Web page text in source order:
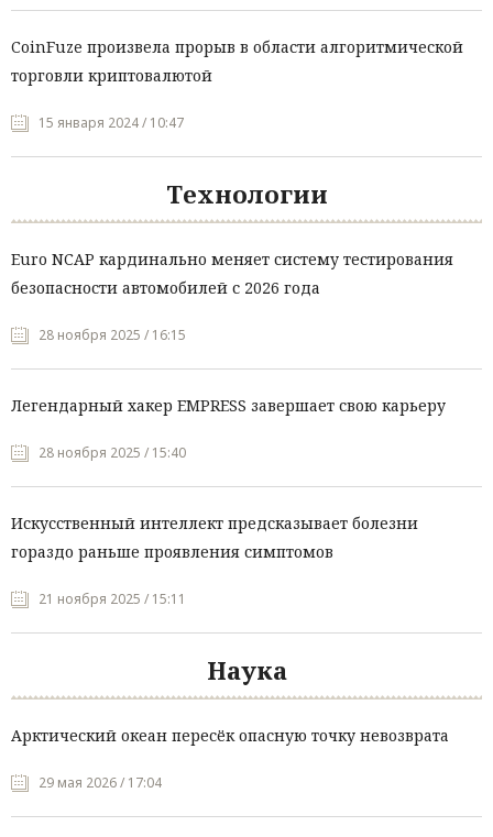
CoinFuze произвела прорыв в области алгоритмической
торговли криптовалютой
15 января 2024 / 10:47
Технологии
Euro NCAP кардинально меняет систему тестирования
безопасности автомобилей с 2026 года
28 ноября 2025 / 16:15
Легендарный хакер EMPRESS завершает свою карьеру
28 ноября 2025 / 15:40
Искусственный интеллект предсказывает болезни
гораздо раньше проявления симптомов
21 ноября 2025 / 15:11
Наука
Арктический океан пересёк опасную точку невозврата
29 мая 2026 / 17:04